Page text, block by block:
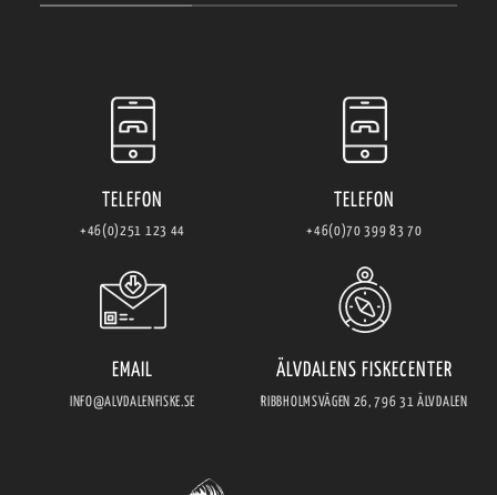
TELEFON
+46(0)251 123 44
TELEFON
+46(0)70 399 83 70
EMAIL
INFO@ALVDALENFISKE.SE
ÄLVDALENS FISKECENTER
RIBBHOLMSVÄGEN 26, 796 31 ÄLVDALEN